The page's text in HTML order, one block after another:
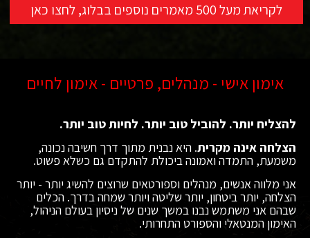
לקריאת מעל 500 מאמרים נוספים בבלוג, לחצו כאן
אימון אישי - מנהלים, פרטיים - אימון לחיים
להצליח יותר. להוביל טוב יותר. לחיות טוב יותר.
הצלחה אינה מקרית. היא נבנית מתוך דרך חשיבה נכונה,
משמעת, התמדה ואמונה ביכולת להתקדם גם כשלא פשוט.
אני מלווה אנשים, מנהלים וספורטאים שרוצים להשיג יותר - יותר
הצלחה, יותר ביטחון, יותר שליטה ויותר שמחה בדרך. הכלים
שבהם אני משתמש נבנו במשך שנים של ניסיון בעולם הניהול,
האימון המנטאלי והספורט התחרותי.